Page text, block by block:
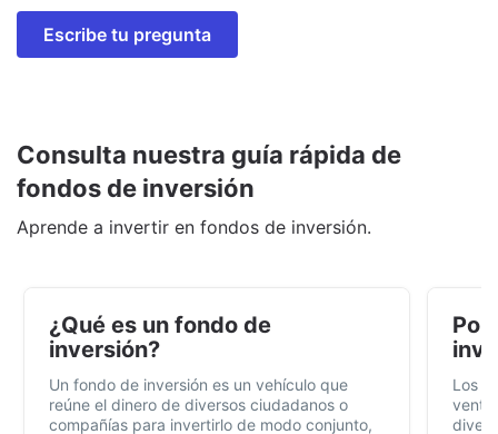
Escribe tu pregunta
Consulta nuestra guía rápida de
fondos de inversión
Aprende a invertir en fondos de inversión.
¿Qué es un fondo de
inversión?
Un fondo de inversión es un vehículo que
reúne el dinero de diversos ciudadanos o
compañías para invertirlo de modo conjunto,
Por
Los